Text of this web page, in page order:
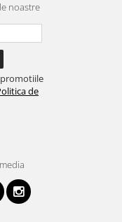
noastre
de